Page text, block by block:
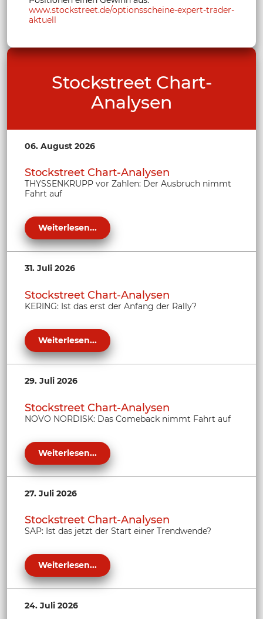
www.stockstreet.de/optionsscheine-expert-trader-
aktuell
Stockstreet Chart-
Analysen
06. August 2026
Stockstreet Chart-Analysen
THYSSENKRUPP vor Zahlen: Der Ausbruch nimmt
Fahrt auf
Weiterlesen...
31. Juli 2026
Stockstreet Chart-Analysen
KERING: Ist das erst der Anfang der Rally?
Weiterlesen...
29. Juli 2026
Stockstreet Chart-Analysen
NOVO NORDISK: Das Comeback nimmt Fahrt auf
Weiterlesen...
27. Juli 2026
Stockstreet Chart-Analysen
SAP: Ist das jetzt der Start einer Trendwende?
Weiterlesen...
24. Juli 2026